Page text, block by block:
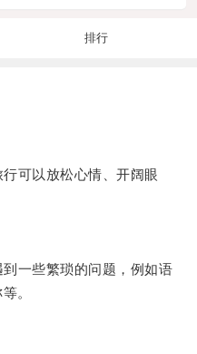
排行
可以放松心情、开阔眼
一些繁琐的问题，例如语
。